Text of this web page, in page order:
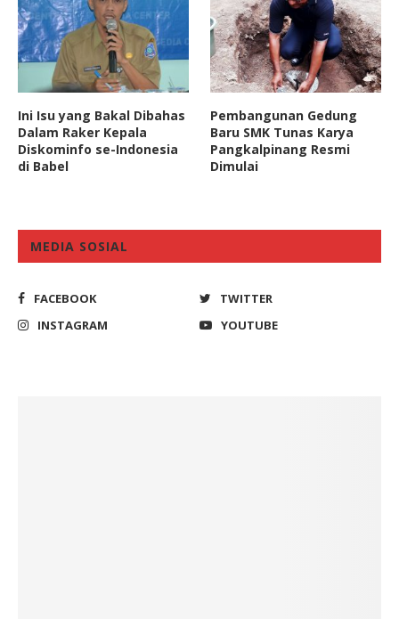
Ini Isu yang Bakal Dibahas
Dalam Raker Kepala
Diskominfo se-Indonesia
di Babel
Pembangunan Gedung
Baru SMK Tunas Karya
Pangkalpinang Resmi
Dimulai
MEDIA SOSIAL
FACEBOOK
TWITTER
INSTAGRAM
YOUTUBE